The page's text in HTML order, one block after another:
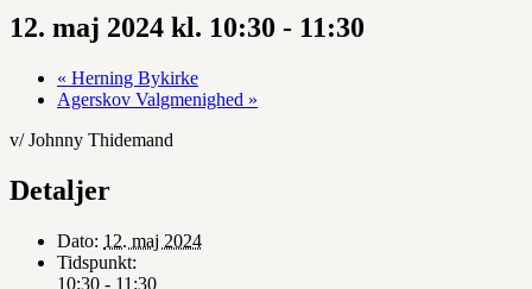
12. maj 2024 kl. 10:30 - 11:30
« Herning Bykirke
Agerskov Valgmenighed »
v/ Johnny Thidemand
Detaljer
Dato: 12. maj 2024
Tidspunkt:
10:30 - 11:30